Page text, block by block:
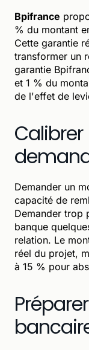
Bpifrance
% du montant
Cette garantie
transformer un
garantie
et 1 % du
de l'effet de
Demander un
capacité de
Demander trop
banque
relation. Le
réel du projet,
à 15 % pour